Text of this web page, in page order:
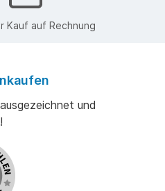
Kauf auf Rechnung
und